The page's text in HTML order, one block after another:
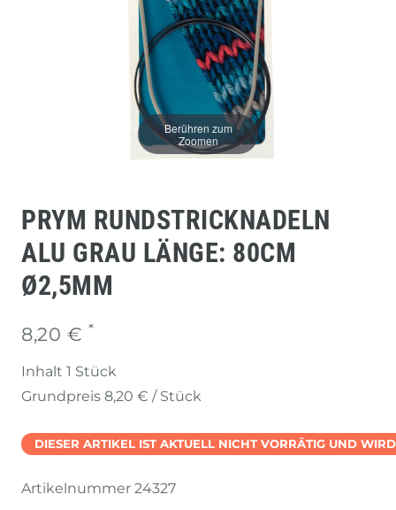
Berühren zum
Zoomen
PRYM RUNDSTRICKNADELN
ALU GRAU LÄNGE: 80CM
Ø2,5MM
8,20 € *
Inhalt 1 Stück
Grundpreis 8,20 € / Stück
DIESER ARTIKEL IST AKTUELL NICHT VORRÄTIG UND
Artikelnummer 24327